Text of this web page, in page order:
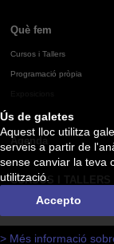
Ús de galetes
Aquest lloc utilitza
serveis a partir de
sense canviar la teva
utilització.
Accepto
> Més informació
Què fem
Cursos i Tallers
Programació pròpia
Agenda
CURSOS I TALLERS